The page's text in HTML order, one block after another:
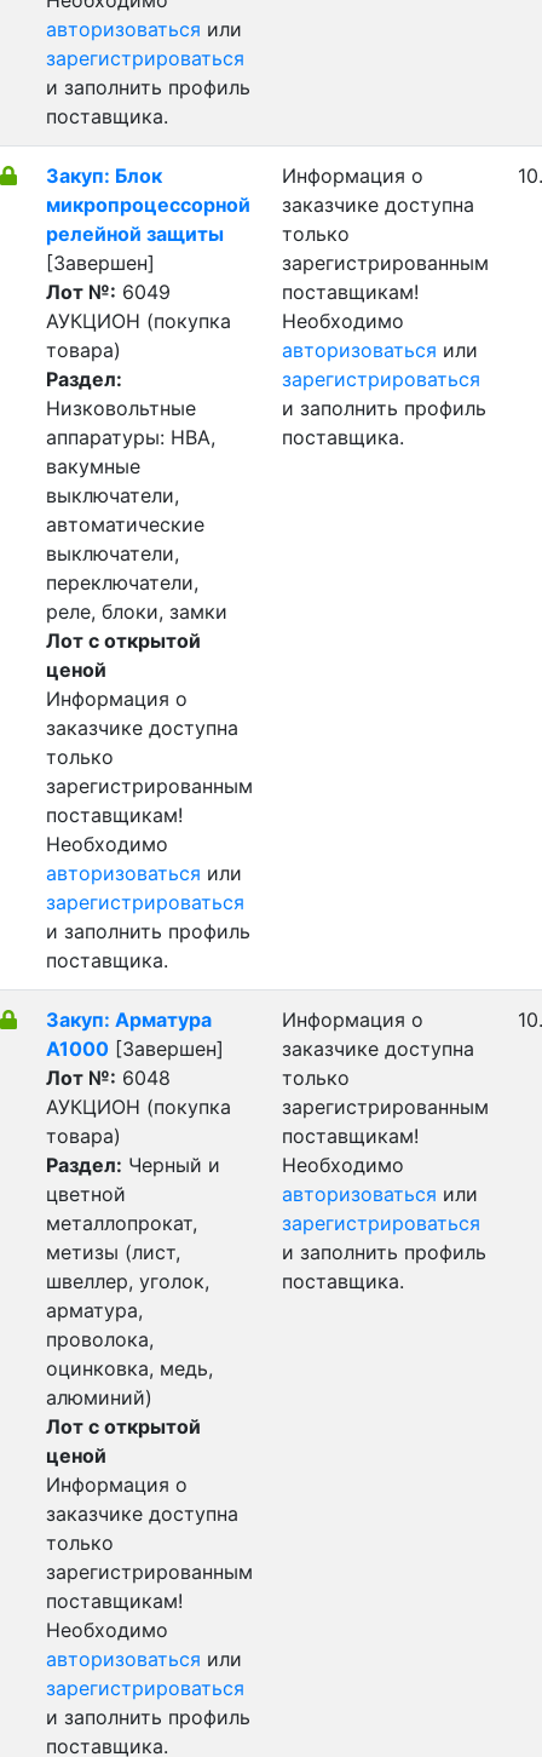
авторизоваться или
зарегистрироваться
и заполнить профиль
поставщика.
Закуп: Блок
микропроцессорной
релейной защиты
[Завершен]
Лот №: 6049
АУКЦИОН (покупка
товара)
Раздел:
Низковольтные
аппаратуры: НВА,
вакумные
выключатели,
автоматические
выключатели,
переключатели,
реле, блоки, замки
Лот с открытой
ценой
Информация о
заказчике доступна
только
зарегистрированным
поставщикам!
Необходимо
авторизоваться или
зарегистрироваться
и заполнить профиль
поставщика.
Информация о
заказчике доступна
только
зарегистрированным
поставщикам!
Необходимо
авторизоваться или
зарегистрироваться
и заполнить профиль
поставщика.
Закуп: Арматура
А1000 [Завершен]
Лот №: 6048
АУКЦИОН (покупка
товара)
Раздел: Черный и
цветной
металлопрокат,
метизы (лист,
швеллер, уголок,
арматура,
проволока,
оцинковка, медь,
алюминий)
Лот с открытой
ценой
Информация о
заказчике доступна
только
зарегистрированным
поставщикам!
Необходимо
авторизоваться или
зарегистрироваться
и заполнить профиль
поставщика.
Информация о
заказчике доступна
только
зарегистрированным
поставщикам!
Необходимо
авторизоваться или
зарегистрироваться
и заполнить профиль
поставщика.